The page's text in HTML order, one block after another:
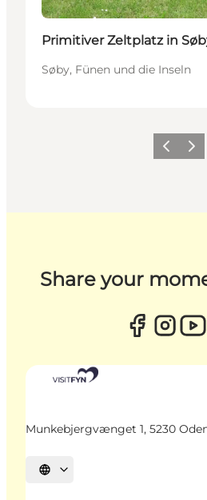
Primitiver Zeltplatz in
Søby, Fünen und die Inseln
ZurückWeiter
Share your
Munkebjergvænget 1, 5230
Sprache auswählen